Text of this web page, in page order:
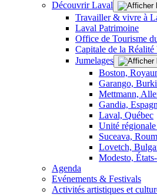
Découvrir Laval
Travailler & vivre à
Laval Patrimoine
Office de Tourisme
Capitale de la
Jumelages
Boston,
Garango,
Mettmann,
Gandia,
Laval, Québec
Unité
Suceava,
Lovetch,
Modesto,
Agenda
Evénements & Festivals
Activités artistiques et